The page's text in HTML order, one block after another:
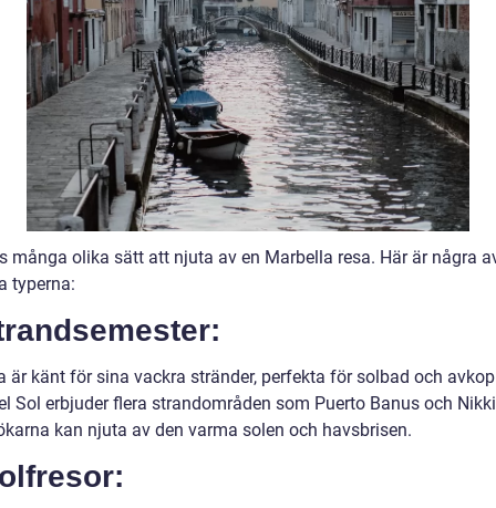
många olika sätt att njuta av en Marbella resa. Här är några
typerna:
är känt för sina vackra stränder, perfekta för solbad och
Sol erbjuder flera strandområden som Puerto Banus och
kan njuta av den varma solen och havsbrisen.